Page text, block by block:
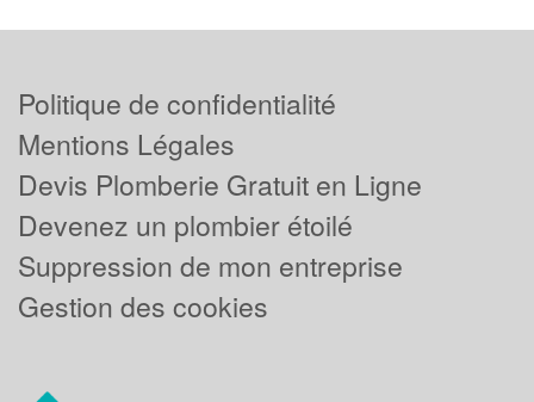
Politique de confidentialité
Mentions Légales
Devis Plomberie Gratuit en Ligne
Devenez un plombier étoilé
Suppression de mon entreprise
Gestion des cookies